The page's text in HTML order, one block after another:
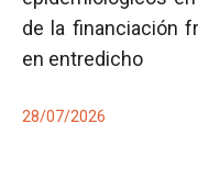
de la financiación
en entredicho
28/07/2026